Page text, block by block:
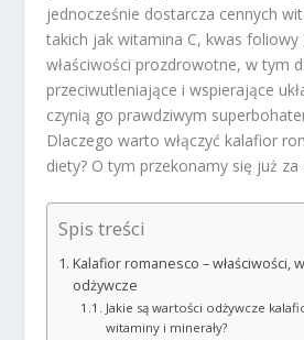
jednocześnie dostarcza cennych
takich jak witamina C, kwas foliowy
właściwości prozdrowotne, w tym
przeciwutleniające i wspierające
czynią go prawdziwym
Dlaczego warto włączyć kalafior
diety? O tym przekonamy się już za
Spis treści
Kalafior romanesco – właściwości,
odżywcze
Jakie są wartości odżywcze
witaminy i minerały?